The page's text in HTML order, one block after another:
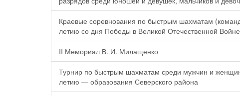
Краевые соревнования по быстрым шахматам
летию со дня Победы в Великой Отечественной
II Мемориал В. И. Милащенко
Турнир по быстрым шахматам среди мужчин и
летию — образования Северского района